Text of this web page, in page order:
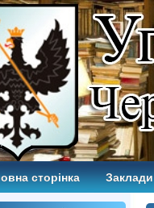
сторінка Заклади